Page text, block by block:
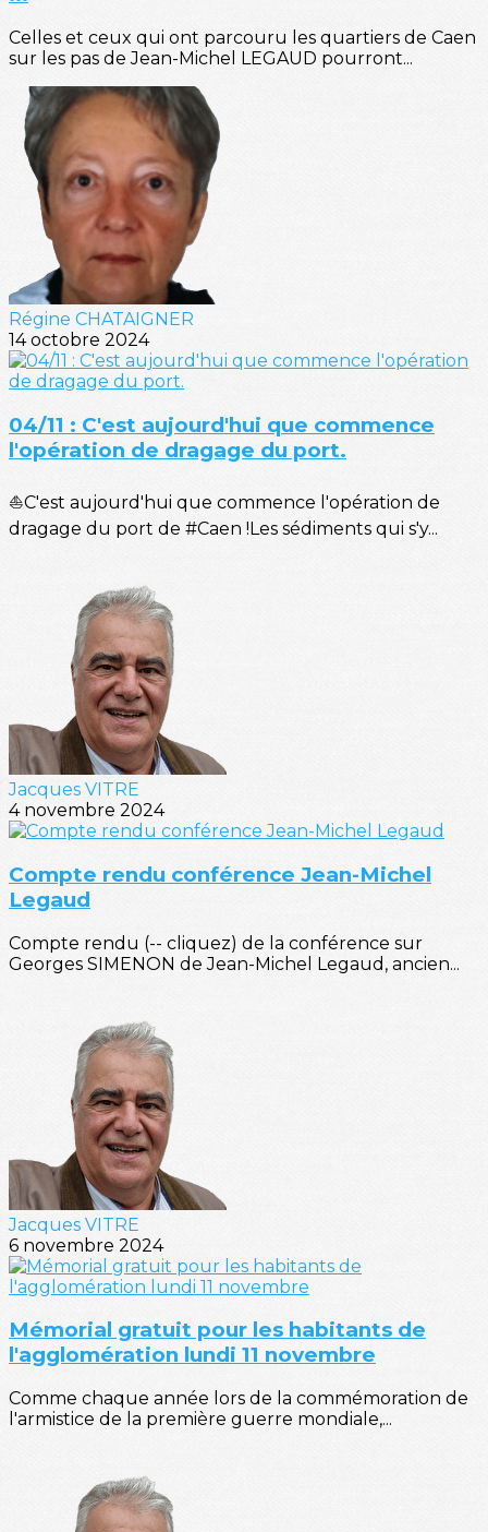
Celles et ceux qui ont parcouru les quartiers de Caen
sur les pas de Jean-Michel LEGAUD pourront...
Régine CHATAIGNER
14 octobre 2024
04/11 : C'est aujourd'hui que commence
l'opération de dragage du port.
⛵C'est aujourd'hui que commence l'opération de
dragage du port de #Caen !Les sédiments qui s'y...
Jacques VITRE
4 novembre 2024
Compte rendu conférence Jean-Michel
Legaud
Compte rendu (-- cliquez) de la conférence sur
Georges SIMENON de Jean-Michel Legaud, ancien...
Jacques VITRE
6 novembre 2024
Mémorial gratuit pour les habitants de
l'agglomération lundi 11 novembre
Comme chaque année lors de la commémoration de
l'armistice de la première guerre mondiale,...